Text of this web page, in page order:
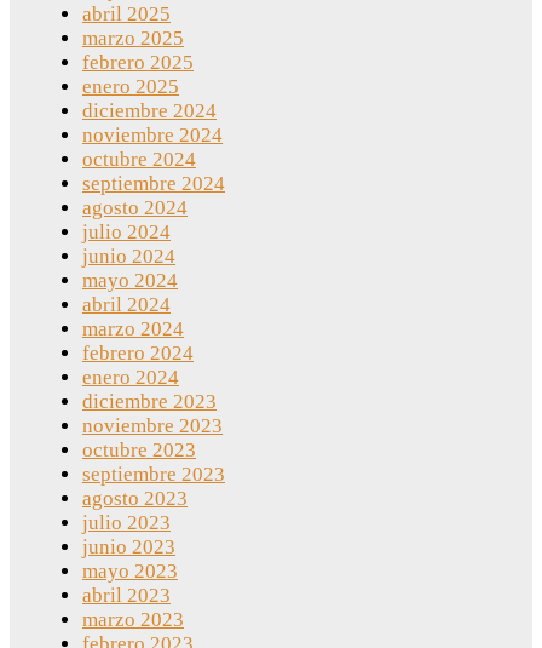
abril 2025
marzo 2025
febrero 2025
enero 2025
diciembre 2024
noviembre 2024
octubre 2024
septiembre 2024
agosto 2024
julio 2024
junio 2024
mayo 2024
abril 2024
marzo 2024
febrero 2024
enero 2024
diciembre 2023
noviembre 2023
octubre 2023
septiembre 2023
agosto 2023
julio 2023
junio 2023
mayo 2023
abril 2023
marzo 2023